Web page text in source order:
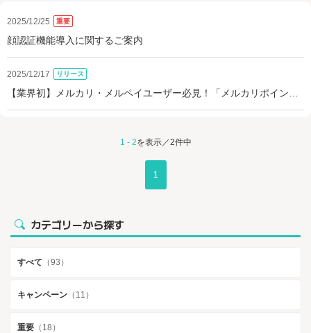
2025/12/25 重要
顔認証機能導入に関するご案内
2025/12/17 リリース
【業界初】メルカリ・メルペイユーザー必見！「メルカリポイン
1 - 2を表示／2件中
1
カテゴリーから探す
すべて （93）
キャンペーン （11）
重要 （18）